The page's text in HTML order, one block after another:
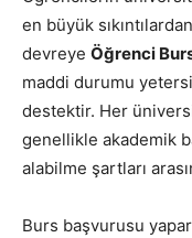
en büyük
devreye Öğrenci
maddi durumu
destektir. Her
genellikle akademik
alabilme şartları
Burs başvurusu